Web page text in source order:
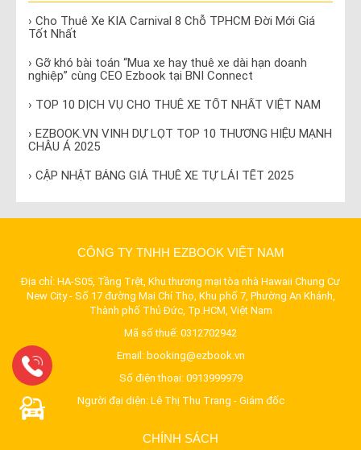
› Cho Thuê Xe KIA Carnival 8 Chỗ TPHCM Đời Mới Giá
Tốt Nhất
› Gỡ khó bài toán “Mua xe hay thuê xe dài hạn doanh
nghiệp” cùng CEO Ezbook tại BNI Connect
› TOP 10 DỊCH VỤ CHO THUÊ XE TỐT NHẤT VIỆT NAM
› EZBOOK.VN VINH DỰ LỌT TOP 10 THƯƠNG HIỆU MẠNH
CHÂU Á 2025
› CẬP NHẬT BẢNG GIÁ THUÊ XE TỰ LÁI TẾT 2025
CÔNG TY TNHH EZBOOK VIỆT NAM
Địa chỉ: HA-S05, Tầng Trệt, Khu thương mại tòa nhà Hawaii Chung Cư
New City - Số 17 đường Mai Chí Thọ, Khu phố 7, Phường An Khánh,
Thành phố Thủ Đức, Tp.HCM, Việt Nam
Mã số thuế: 0312702942
Email: booking@ezbook.vn
Số điện thoại: 0913999979
Người đại diện: Lê Thị Thu Trang - Giám đốc
CHÍNH SÁCH